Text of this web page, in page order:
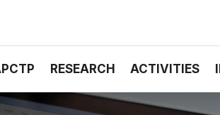
RESEARCH ACTIVITIES